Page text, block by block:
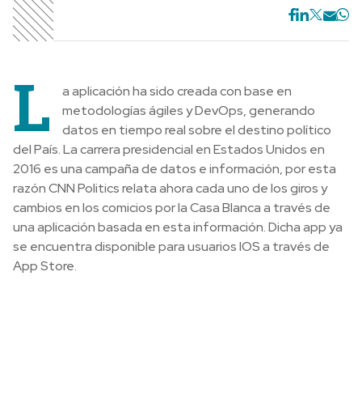
L
a aplicación ha sido creada con base en
metodologías ágiles y DevOps, generando
datos en tiempo real sobre el destino político
del País. La carrera presidencial en Estados Unidos en
2016 es una campaña de datos e información, por esta
razón CNN Politics relata ahora cada uno de los giros y
cambios en los comicios por la Casa Blanca a través de
una aplicación basada en esta información. Dicha app ya
se encuentra disponible para usuarios IOS a través de
App Store.